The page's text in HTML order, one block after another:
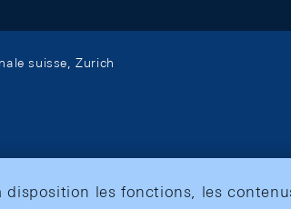
suisse, Zurich
disposition les fonctions, les